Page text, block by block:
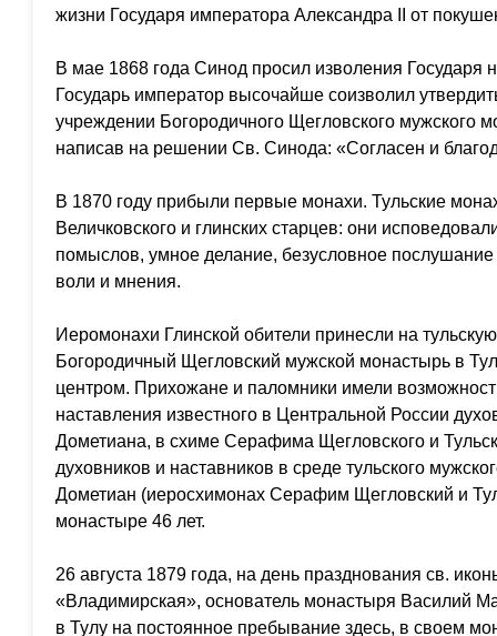
жизни Государя императора Александра II от
В мае 1868 года Синод просил изволения Государя
Государь император высочайше соизволил
учреждении Богородичного Щегловского мужского
написав на решении Св. Синода: «Согласен и
В 1870 году прибыли первые монахи. Тульские
Величковского и глинских старцев: они
помыслов, умное делание, безусловное послушание
воли и мнения.
Иеромонахи Глинской обители принесли на
Богородичный Щегловский мужской монастырь в
центром. Прихожане и паломники имели
наставления известного в Центральной России
Дометиана, в схиме Серафима Щегловского и
духовников и наставников в среде тульского
Дометиан (иеросхимонах Серафим Щегловский и
монастыре 46 лет.
26 августа 1879 года, на день празднования св.
«Владимирская», основатель монастыря Василий
в Тулу на постоянное пребывание здесь, в своем